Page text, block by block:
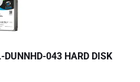
-DUNNHD-043 HARD DISK